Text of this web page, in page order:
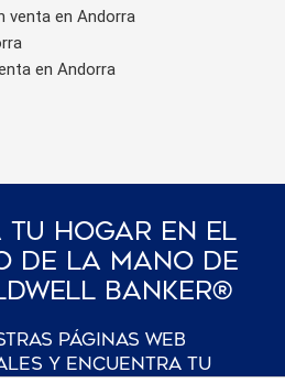
venta en Andorra
en Andorra
Hogar En El
La Mano De
Banker®
páginas web
y encuentra tu